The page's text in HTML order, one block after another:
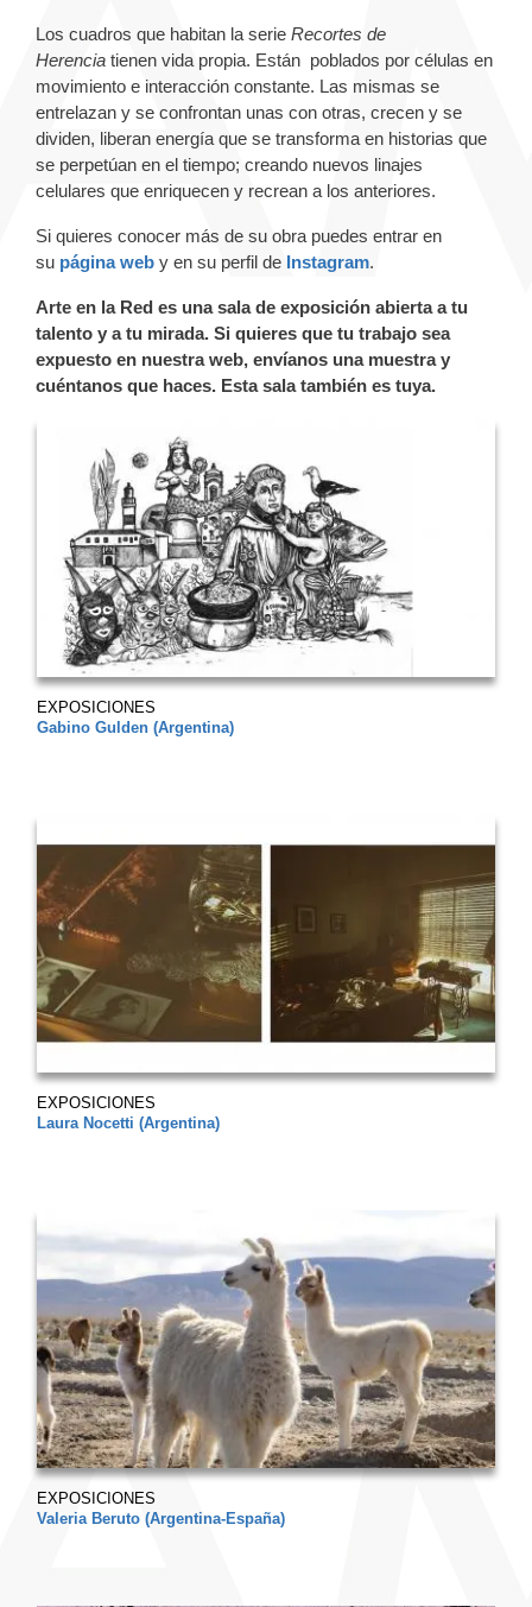
Los cuadros que habitan la serie Recortes de
Herencia tienen vida propia. Están poblados por células en
movimiento e interacción constante. Las mismas se
entrelazan y se confrontan unas con otras, crecen y se
dividen, liberan energía que se transforma en historias que
se perpetúan en el tiempo; creando nuevos linajes
celulares que enriquecen y recrean a los anteriores.
Si quieres conocer más de su obra puedes entrar en
su página web y en su perfil de Instagram.
Arte en la Red es una sala de exposición abierta a tu
talento y a tu mirada. Si quieres que tu trabajo sea
expuesto en nuestra web, envíanos una muestra y
cuéntanos que haces. Esta sala también es tuya.
EXPOSICIONES
Gabino Gulden (Argentina)
EXPOSICIONES
Laura Nocetti (Argentina)
EXPOSICIONES
Valeria Beruto (Argentina-España)